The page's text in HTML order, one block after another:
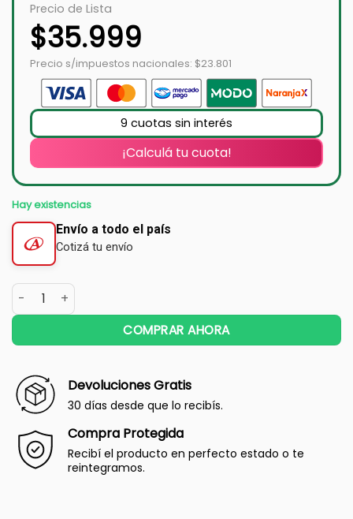
Precio de Lista
$35.999
Precio s/impuestos nacionales: $23.801
9 cuotas sin interés
¡Calculá tu cuota!
Hay existencias
Envío a todo el país
Cotizá tu envío
COMPRAR AHORA
Devoluciones Gratis
30 días desde que lo recibís.
Compra Protegida
Recibí el producto en perfecto estado o te
reintegramos.